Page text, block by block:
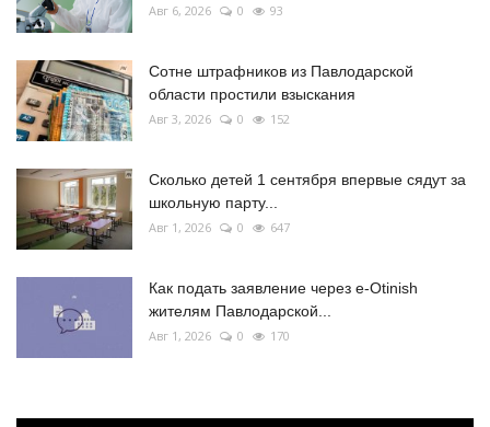
Авг 6, 2026 0 93
Сотне штрафников из Павлодарской
области простили взыскания
Авг 3, 2026 0 152
Сколько детей 1 сентября впервые сядут за
школьную парту...
Авг 1, 2026 0 647
Как подать заявление через e-Otinish
жителям Павлодарской...
Авг 1, 2026 0 170